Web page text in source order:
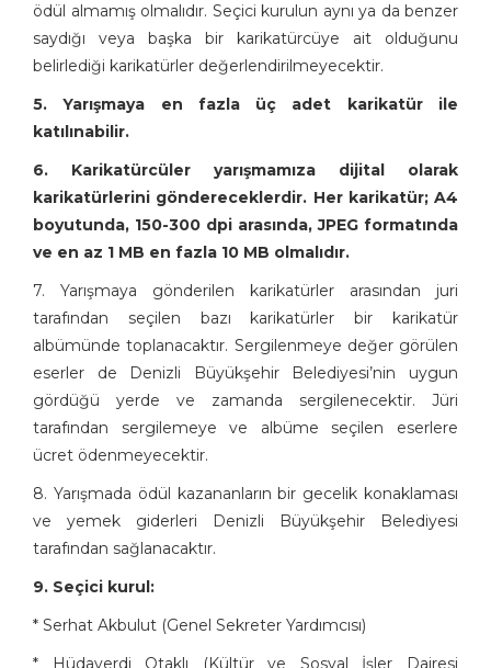
ödül almamış olmalıdır. Seçici kurulun aynı ya da benzer
saydığı veya başka bir karikatürcüye ait olduğunu
belirlediği karikatürler değerlendirilmeyecektir.
5. Yarışmaya en fazla üç adet karikatür ile
katılınabilir.
6. Karikatürcüler yarışmamıza dijital olarak
karikatürlerini göndereceklerdir. Her karikatür; A4
boyutunda, 150-300 dpi arasında, JPEG formatında
ve en az 1 MB en fazla 10 MB olmalıdır.
7. Yarışmaya gönderilen karikatürler arasından juri
tarafından seçilen bazı karikatürler bir karikatür
albümünde toplanacaktır. Sergilenmeye değer görülen
eserler de Denizli Büyükşehir Belediyesi’nin uygun
gördüğü yerde ve zamanda sergilenecektir. Jüri
tarafından sergilemeye ve albüme seçilen eserlere
ücret ödenmeyecektir.
8. Yarışmada ödül kazananların bir gecelik konaklaması
ve yemek giderleri Denizli Büyükşehir Belediyesi
tarafından sağlanacaktır.
9. Seçici kurul:
* Serhat Akbulut (Genel Sekreter Yardımcısı)